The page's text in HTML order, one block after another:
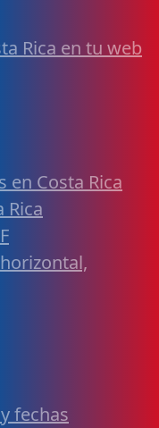
Rica en tu web
en Costa Rica
Rica
fechas